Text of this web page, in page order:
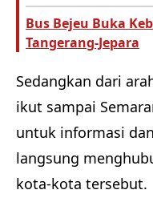
Bus Bejeu Buka
Tangerang-Jepara
Sedangkan dari
ikut sampai
untuk informasi
langsung
kota-kota tersebut.